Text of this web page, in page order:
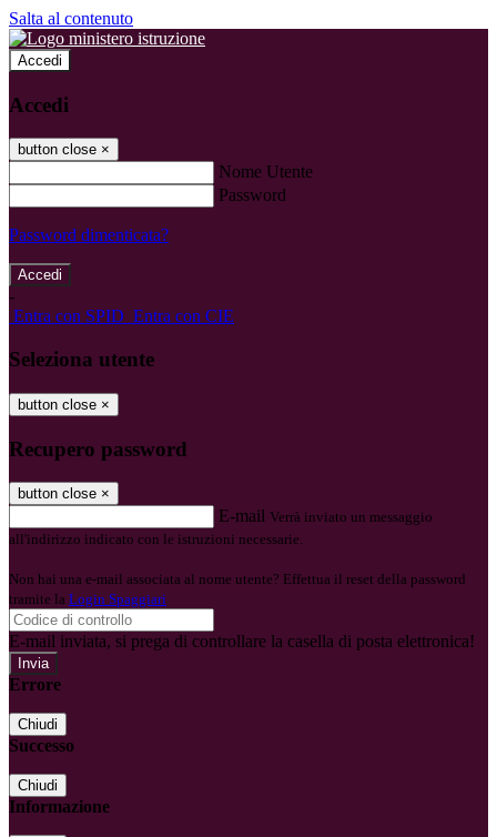
Salta al contenuto
Accedi
Accedi
button close ×
Nome Utente
Password
Password dimenticata?
-
Entra con SPID Entra con CIE
Seleziona utente
button close ×
Recupero password
button close ×
E-mail Verrà inviato un messaggio
all'indirizzo indicato con le istruzioni necessarie.
Non hai una e-mail associata al nome utente? Effettua il reset della password
tramite la Login Spaggiari
E-mail inviata, si prega di controllare la casella di posta elettronica!
Errore
Chiudi
Successo
Chiudi
Informazione